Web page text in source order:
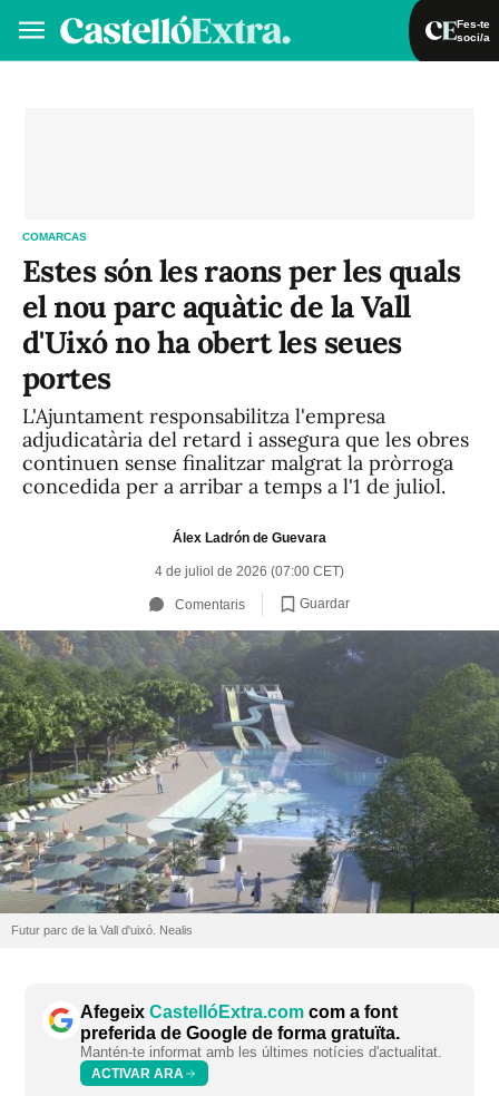
Fes-te
soci/a
COMARCAS
Estes són les raons per les quals
el nou parc aquàtic de la Vall
d'Uixó no ha obert les seues
portes
L'Ajuntament responsabilitza l'empresa
adjudicatària del retard i assegura que les obres
continuen sense finalitzar malgrat la pròrroga
concedida per a arribar a temps a l'1 de juliol.
Álex Ladrón de Guevara
4 de juliol de 2026 (07:00 CET)
Comentaris Guardar
Futur parc de la Vall d'uixó. Nealis
Afegeix CastellóExtra.com com a font
preferida de Google de forma gratuïta.
Mantén-te informat amb les últimes notícies d'actualitat.
ACTIVAR ARA